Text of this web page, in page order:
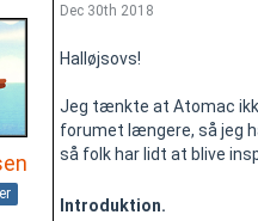
Dec 30th 2018
Halløjsovs!
Jeg tænkte at Atomac
forumet længere, så jeg
så folk har lidt at blive
Introduktion.